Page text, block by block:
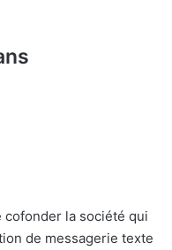
cofonder la société qui
de messagerie texte